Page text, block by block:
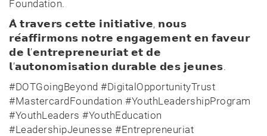
Foundation.
𝗔̀ 𝘁𝗿𝗮𝘃𝗲𝗿𝘀 𝗰𝗲𝘁𝘁𝗲 𝗶𝗻𝗶𝘁𝗶𝗮𝘁𝗶𝘃𝗲, 𝗻𝗼𝘂𝘀
𝗿𝗲́𝗮𝗳𝗳𝗶𝗿𝗺𝗼𝗻𝘀 𝗻𝗼𝘁𝗿𝗲 𝗲𝗻𝗴𝗮𝗴𝗲𝗺𝗲𝗻𝘁 𝗲𝗻 𝗳𝗮𝘃𝗲𝘂𝗿
𝗱𝗲 𝗹’𝗲𝗻𝘁𝗿𝗲𝗽𝗿𝗲𝗻𝗲𝘂𝗿𝗶𝗮𝘁 𝗲𝘁 𝗱𝗲
𝗹’𝗮𝘂𝘁𝗼𝗻𝗼𝗺𝗶𝘀𝗮𝘁𝗶𝗼𝗻 𝗱𝘂𝗿𝗮𝗯𝗹𝗲 𝗱𝗲𝘀 𝗷𝗲𝘂𝗻𝗲𝘀.
#DOTGoingBeyond #DigitalOpportunityTrust
#MastercardFoundation #YouthLeadershipProgram
#YouthLeaders #YouthEducation
#LeadershipJeunesse #Entrepreneuriat